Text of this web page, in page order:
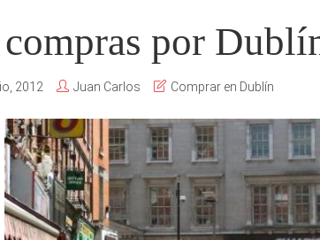
por
2012 Juan Carlos Comprar en Dublín